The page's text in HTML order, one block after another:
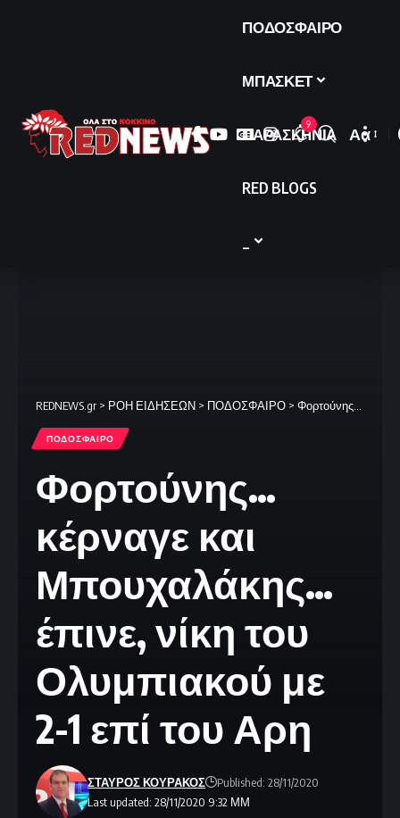
ΠΟΔΟΣΦΑΙΡΟ
ΜΠΑΣΚΕΤ
ΠΑΡΑΣΚΗΝΙΑ
RED BLOGS
9
Font
Αα
REDNEWS.gr > ΡΟΗ ΕΙΔΗΣΕΩΝ > ΠΟΔΟΣΦΑΙΡΟ > Φορτούνης… κέρναγε και Μπουχαλάκης… έπινε, νίκη του Ολυμπιακού με 2-1 επί του Αρη
ΠΟΔΟΣΦΑΙΡΟ
Φορτούνης…
κέρναγε και
Μπουχαλάκης…
έπινε, νίκη του
Ολυμπιακού με
2-1 επί του Αρη
Last updated: 28/11/2020 9:32 ΜΜ
ΣΤΑΥΡΟΣ ΚΟΥΡΑΚΟΣ Published: 28/11/2020